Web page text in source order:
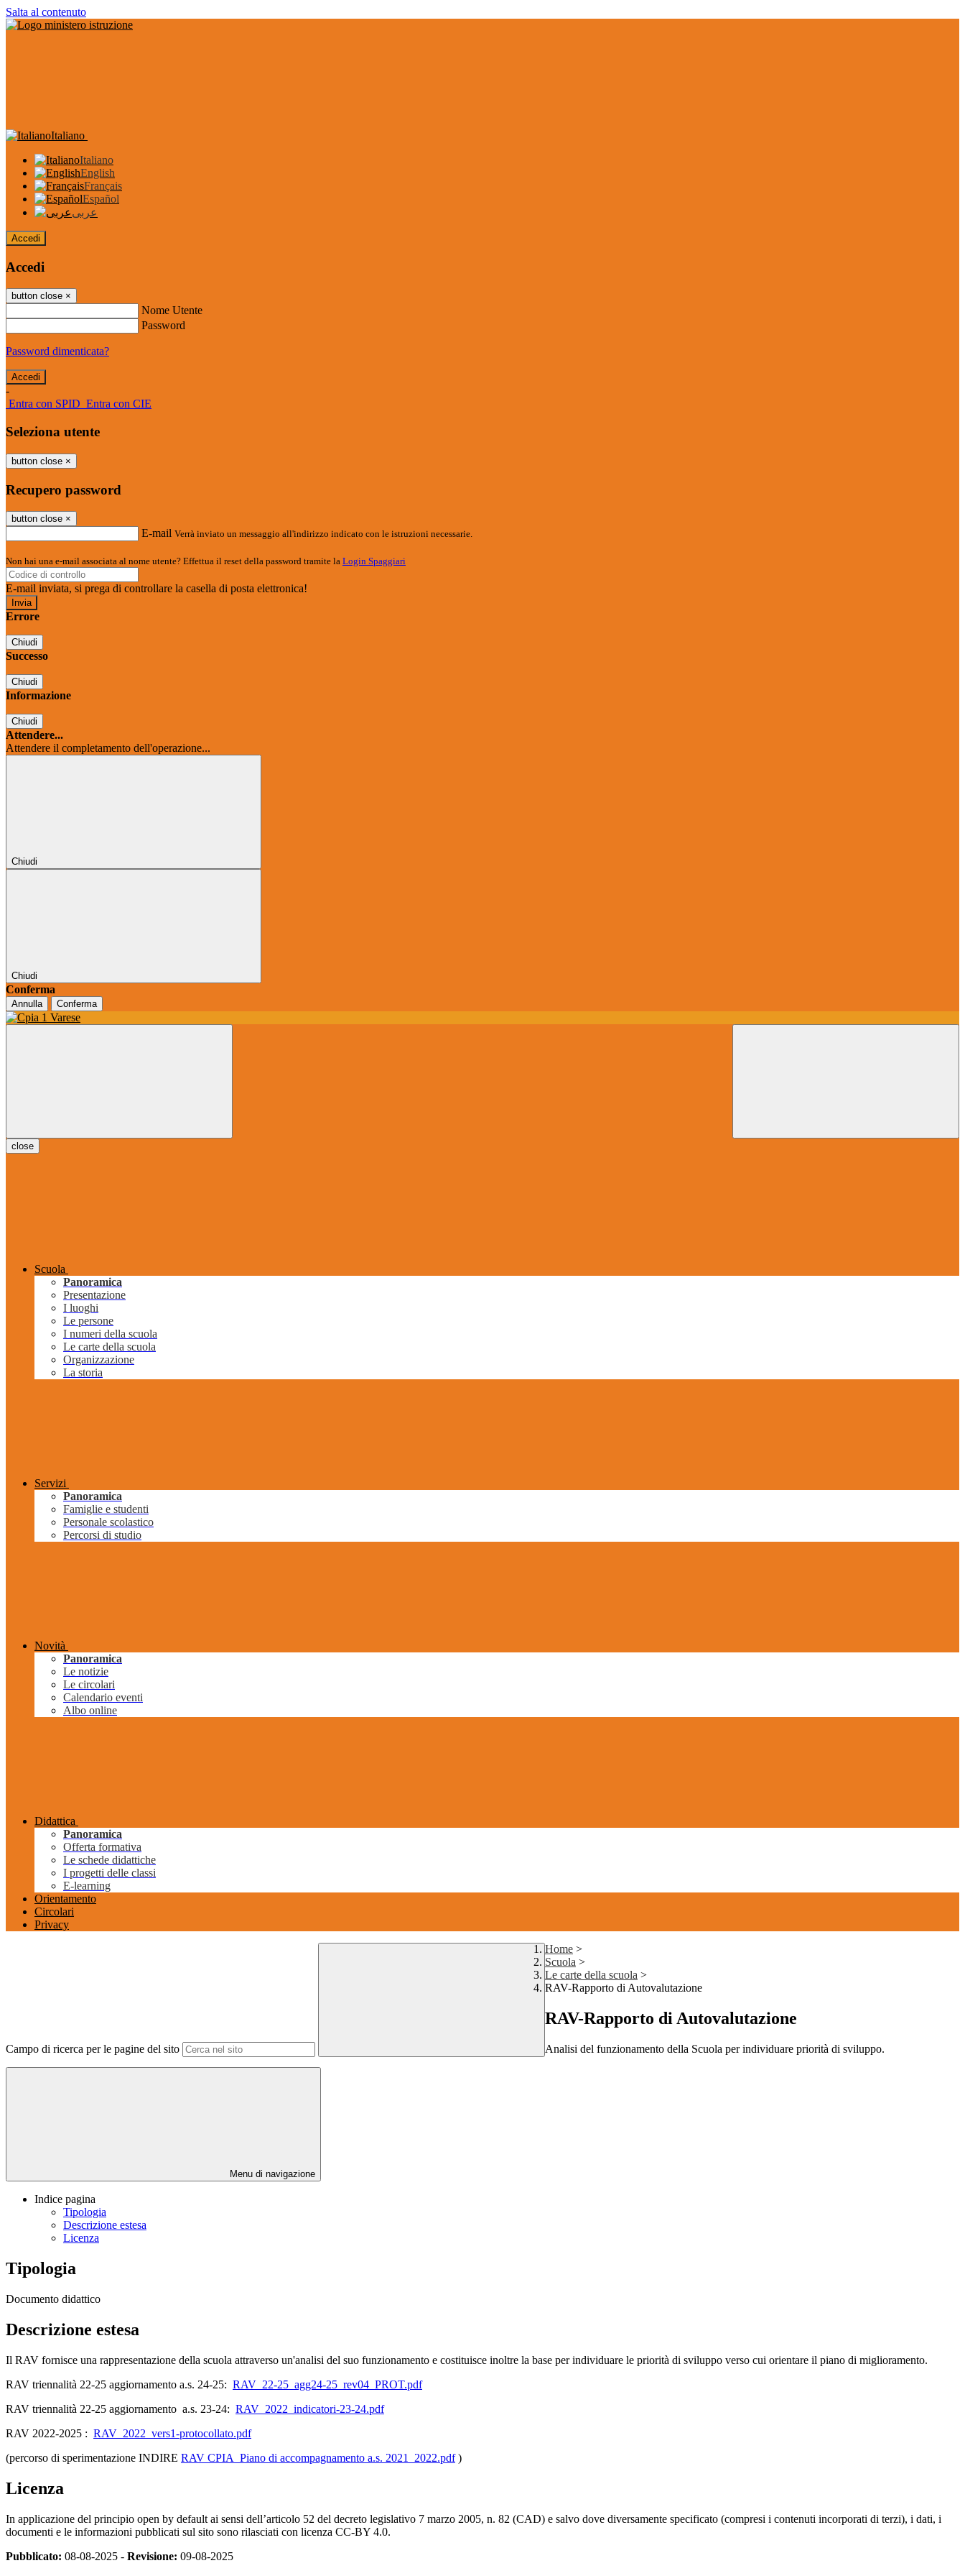
Salta al contenuto
Italiano
Italiano
English
Français
Español
عربى
Accedi
Accedi
button close ×
Nome Utente
Password
Password dimenticata?
-
Entra con SPID Entra con CIE
Seleziona utente
button close ×
Recupero password
button close ×
E-mail Verrà inviato un messaggio all'indirizzo indicato con le istruzioni necessarie.
Non hai una e-mail associata al nome utente? Effettua il reset della password tramite la Login Spaggiari
E-mail inviata, si prega di controllare la casella di posta elettronica!
Errore
Chiudi
Successo
Chiudi
Informazione
Chiudi
Attendere...
Attendere il completamento dell'operazione...
Chiudi
Chiudi
Conferma
Annulla Conferma
close
Scuola
Panoramica
Presentazione
I luoghi
Le persone
I numeri della scuola
Le carte della scuola
Organizzazione
La storia
Servizi
Panoramica
Famiglie e studenti
Personale scolastico
Percorsi di studio
Novità
Panoramica
Le notizie
Le circolari
Calendario eventi
Albo online
Didattica
Panoramica
Offerta formativa
Le schede didattiche
I progetti delle classi
E-learning
Orientamento
Circolari
Privacy
Campo di ricerca per le pagine del sito
Home >
Scuola >
Le carte della scuola >
RAV-Rapporto di Autovalutazione
RAV-Rapporto di Autovalutazione
Analisi del funzionamento della Scuola per individuare priorità di sviluppo.
Menu di navigazione
Indice pagina
Tipologia
Descrizione estesa
Licenza
Tipologia
Documento didattico
Descrizione estesa
Il RAV fornisce una rappresentazione della scuola attraverso un'analisi del suo funzionamento e costituisce inoltre la base per individuare le priorità di sviluppo verso cui orientare il piano di miglioramento.
RAV triennalità 22-25 aggiornamento a.s. 24-25: RAV_22-25_agg24-25_rev04_PROT.pdf
RAV triennalità 22-25 aggiornamento a.s. 23-24: RAV_2022_indicatori-23-24.pdf
RAV 2022-2025 : RAV_2022_vers1-protocollato.pdf
(percorso di sperimentazione INDIRE RAV CPIA_Piano di accompagnamento a.s. 2021_2022.pdf)
Licenza
In applicazione del principio open by default ai sensi dell’articolo 52 del decreto legislativo 7 marzo 2005, n. 82 (CAD) e salvo dove diversamente specificato (compresi i contenuti incorporati di terzi), i dati, i
documenti e le informazioni pubblicati sul sito sono rilasciati con licenza CC-BY 4.0.
Pubblicato: 08-08-2025 - Revisione: 09-08-2025